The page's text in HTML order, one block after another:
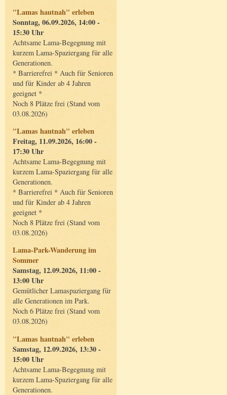
"Lamas hautnah" erleben
Sonntag, 06.09.2026, 14:00 -
15:30 Uhr
Achtsame Lama-Begegnung mit
kurzem Lama-Spaziergang für alle
Generationen.
* Barrierefrei * Auch für Senioren
und für Kinder ab 4 Jahren
geeignet *
Noch 8 Plätze frei (Stand vom
03.08.2026)
"Lamas hautnah" erleben
Freitag, 11.09.2026, 16:00 -
17:30 Uhr
Achtsame Lama-Begegnung mit
kurzem Lama-Spaziergang für alle
Generationen.
* Barrierefrei * Auch für Senioren
und für Kinder ab 4 Jahren
geeignet *
Noch 8 Plätze frei (Stand vom
03.08.2026)
Lama-Park-Wanderung im
Sommer
Samstag, 12.09.2026, 11:00 -
13:00 Uhr
Gemütlicher Lamaspaziergang für
alle Generationen im Park.
Noch 6 Plätze frei (Stand vom
03.08.2026)
"Lamas hautnah" erleben
Samstag, 12.09.2026, 13:30 -
15:00 Uhr
Achtsame Lama-Begegnung mit
kurzem Lama-Spaziergang für alle
Generationen.